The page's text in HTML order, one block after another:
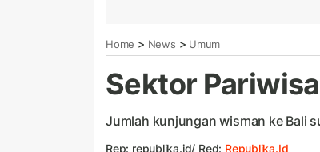
Home > News > Umum
Sektor
Jumlah kunjungan wisman ke Bali
Rep: republika.id/ Red: Republika.id